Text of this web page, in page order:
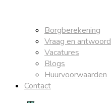
Borgberekening
Vraag en antwoord
Vacatures
Blogs
Huurvoorwaarden
Contact